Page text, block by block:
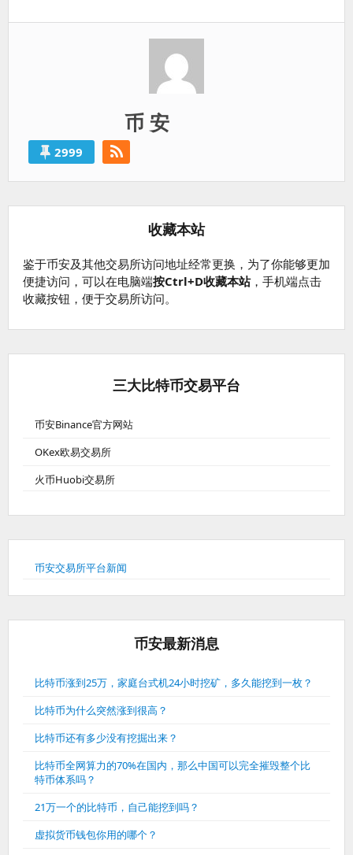
币 安
2999
收藏本站
鉴于币安及其他交易所访问地址经常更换，为了你能够更加
便捷访问，可以在电脑端按Ctrl+D收藏本站，手机端点击
收藏按钮，便于交易所访问。
三大比特币交易平台
币安Binance官方网站
OKex欧易交易所
火币Huobi交易所
币安交易所平台新闻
币安最新消息
比特币涨到25万，家庭台式机24小时挖矿，多久能挖到一枚？
比特币为什么突然涨到很高？
比特币还有多少没有挖掘出来？
比特币全网算力的70%在国内，那么中国可以完全摧毁整个比
特币体系吗？
21万一个的比特币，自己能挖到吗？
虚拟货币钱包你用的哪个？